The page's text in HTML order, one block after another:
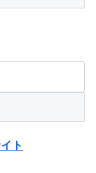
ト